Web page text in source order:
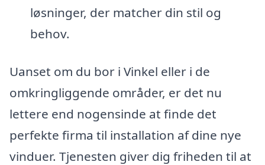
løsninger, der matcher din stil og
behov.
Uanset om du bor i Vinkel eller i de
omkringliggende områder, er det nu
lettere end nogensinde at finde det
perfekte firma til installation af dine nye
vinduer. Tjenesten giver dig friheden til at